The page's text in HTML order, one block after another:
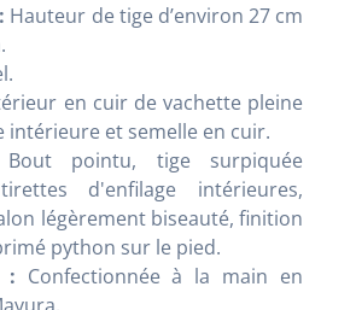
Hauteur de tige d’environ 27 cm
en cuir de vachette pleine
et semelle en cuir.
Bout pointu, tige surpiquée
d'enfilage intérieures,
légèrement biseauté, finition
python sur le pied.
: Confectionnée à la main en